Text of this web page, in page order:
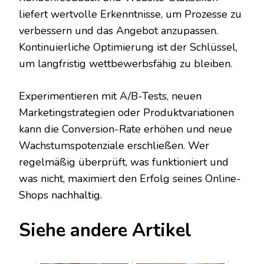
liefert wertvolle Erkenntnisse, um Prozesse zu
verbessern und das Angebot anzupassen.
Kontinuierliche Optimierung ist der Schlüssel,
um langfristig wettbewerbsfähig zu bleiben.
Experimentieren mit A/B-Tests, neuen
Marketingstrategien oder Produktvariationen
kann die Conversion-Rate erhöhen und neue
Wachstumspotenziale erschließen. Wer
regelmäßig überprüft, was funktioniert und
was nicht, maximiert den Erfolg seines Online-
Shops nachhaltig.
Siehe andere Artikel